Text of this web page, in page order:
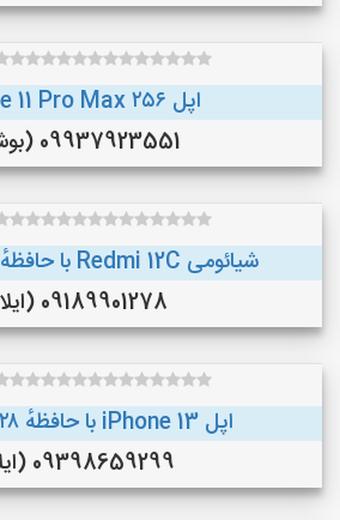
اپل iPhone 11 Pro Max ۲۵۶
09937923551 (بوشهر)
شیائومی Redmi 12C با حافظهٔ ۱۲۸ گیگابایت
09189901278 (ایلام)
اپل iPhone 13 با حافظهٔ ۱۲۸ گیگابایت
09398659299 (ایلام)